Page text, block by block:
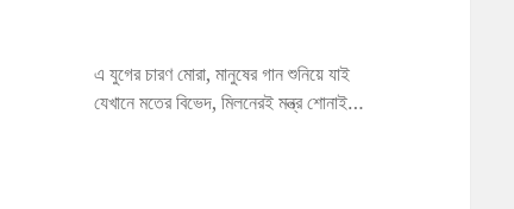
এ যুগের চারণ মোরা, মানুষের গান শুনিয়ে যাই
যেখানে মতের বিভেদ, মিলনেরই মন্ত্র শোনাই…